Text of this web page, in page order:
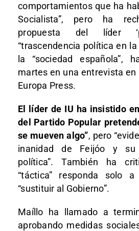
comportamientos que ha
Socialista”, pero ha
propuesta del líder
“trascendencia política en
la “sociedad española”,
martes en una entrevista en
Europa Press.
El líder de IU ha insistido
del Partido Popular
se mueven algo”, pero
inanidad de Feijóo y su
política”. También ha
“táctica” responda solo
“sustituir al Gobierno”.
Maíllo ha llamado a
aprobando medidas